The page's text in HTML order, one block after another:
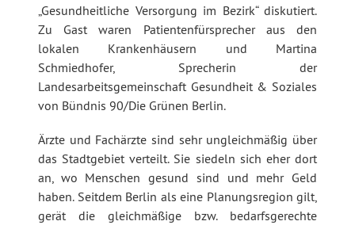
„Gesundheitliche Versorgung im Bezirk“ diskutiert.
Zu Gast waren Patientenfürsprecher aus den
lokalen Krankenhäusern und Martina
Schmiedhofer, Sprecherin der
Landesarbeitsgemeinschaft Gesundheit & Soziales
von Bündnis 90/Die Grünen Berlin.
Ärzte und Fachärzte sind sehr ungleichmäßig über
das Stadtgebiet verteilt. Sie siedeln sich eher dort
an, wo Menschen gesund sind und mehr Geld
haben. Seitdem Berlin als eine Planungsregion gilt,
gerät die gleichmäßige bzw. bedarfsgerechte